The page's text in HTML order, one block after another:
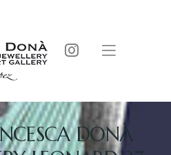
DONÀ